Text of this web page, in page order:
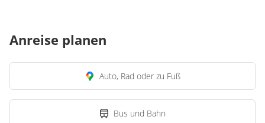
Anreise planen
Auto, Rad oder zu Fuß
Bus und Bahn